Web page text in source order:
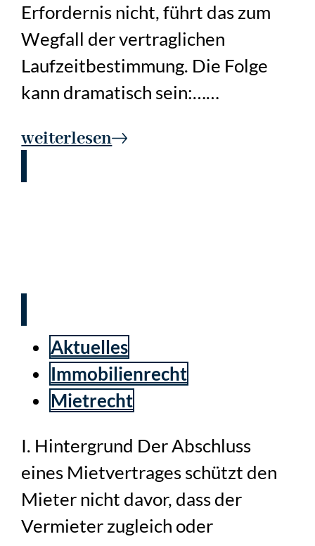
Erfordernis nicht, führt das zum
Wegfall der vertraglichen
Laufzeitbestimmung. Die Folge
kann dramatisch sein:……
weiterlesen
Aktuelles
Immobilienrecht
Mietrecht
I. Hintergrund Der Abschluss
eines Mietvertrages schützt den
Mieter nicht davor, dass der
Vermieter zugleich oder